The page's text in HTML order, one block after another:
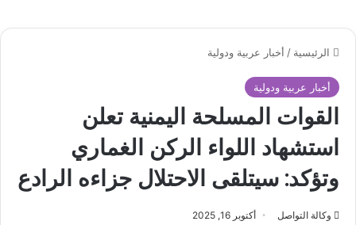
الرئيسية / أخبار عربية ودولية
أخبار عربية ودولية
القوات المسلحة اليمنية تعلن
استشهاد اللواء الركن الغماري
وتؤكد: سيتلقى الاحتلال جزاءه الرادع
وكالة التواصل أكتوبر 16, 2025